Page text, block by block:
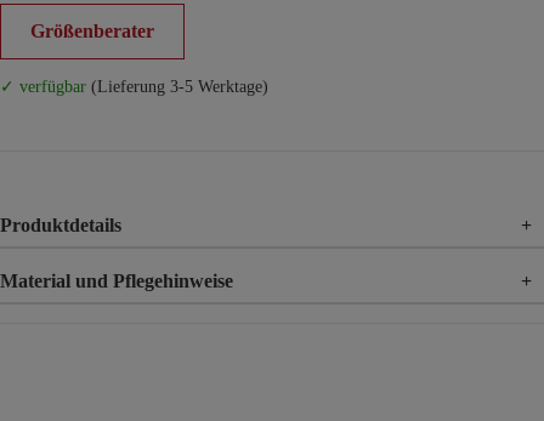
Größenberater
✓ verfügbar (Lieferung 3-5 Werktage)
Produktdetails +
Material und Pflegehinweise +